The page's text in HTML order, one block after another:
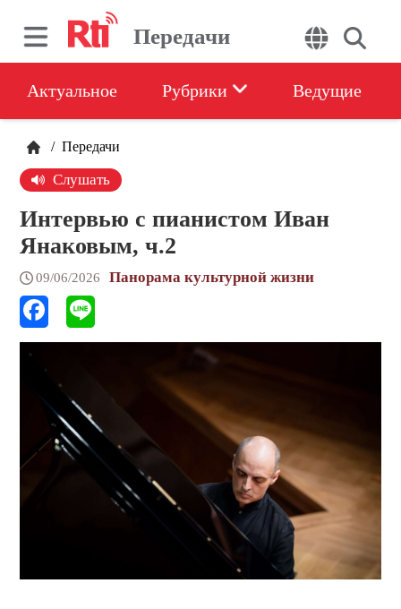
Передачи
Актуальное Рубрики Ведущие
/ Передачи
Слушать
Интервью с пианистом Иван
Янаковым, ч.2
09/06/2026 Панорама культурной жизни